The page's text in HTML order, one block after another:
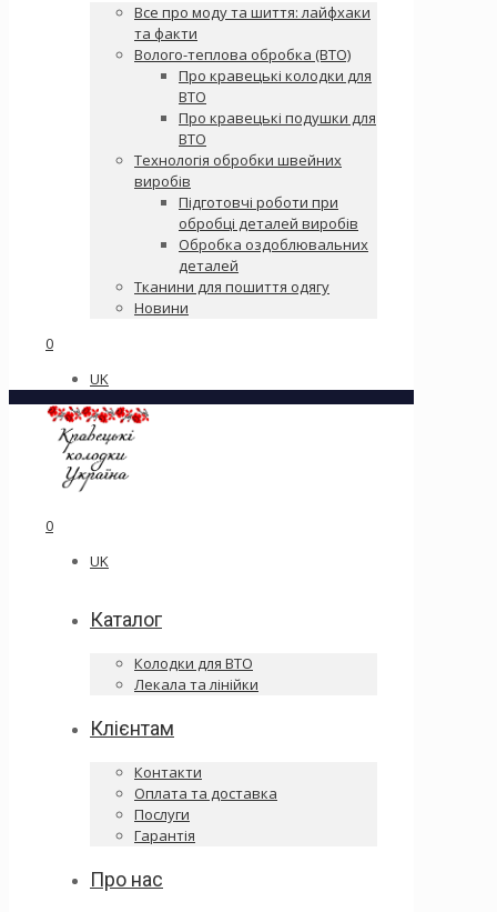
Все про моду та шиття: лайфхаки
та факти
Волого-теплова обробка (ВТО)
Про кравецькі колодки для
ВТО
Про кравецькі подушки для
ВТО
Технологія обробки швейних
виробів
Підготовчі роботи при
обробці деталей виробів
Обробка оздоблювальних
деталей
Тканини для пошиття одягу
Новини
0
UK
0
UK
Каталог
Колодки для ВТО
Лекала та лінійки
Клієнтам
Контакти
Оплата та доставка
Послуги
Гарантія
Про нас